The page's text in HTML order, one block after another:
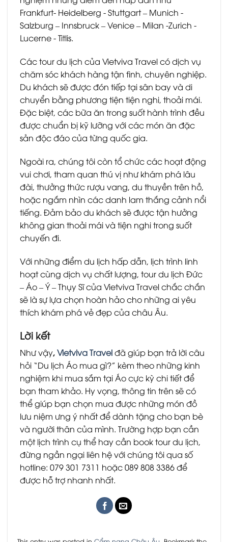
Frankfurt- Heidelberg ‐ Stuttgart – Munich ‐
Salzburg – Innsbruck – Venice – Milan ‐Zurich ‐
Lucerne ‐ Titlis.
Các tour du lịch của Vietviva Travel có dịch vụ
chăm sóc khách hàng tận tình, chuyên nghiệp.
Du khách sẽ được đón tiếp tại sân bay và di
chuyển bằng phương tiện tiện nghi, thoải mái.
Đặc biệt, các bữa ăn trong suốt hành trình đều
được chuẩn bị kỹ lưỡng với các món ăn đặc
sản độc đáo của từng quốc gia.
Ngoài ra, chúng tôi còn tổ chức các hoạt động
vui chơi, tham quan thú vị như khám phá lâu
đài, thưởng thức rượu vang, du thuyền trên hồ,
hoặc ngắm nhìn các danh lam thắng cảnh nổi
tiếng. Đảm bảo du khách sẽ được tận hưởng
không gian thoải mái và tiện nghi trong suốt
chuyến đi.
Với những điểm du lịch hấp dẫn, lịch trình linh
hoạt cùng dịch vụ chất lượng, tour du lịch Đức
– Áo – Ý – Thụy Sĩ của Vietviva Travel chắc chắn
sẽ là sự lựa chọn hoàn hảo cho những ai yêu
thích khám phá vẻ đẹp của châu Âu.
Lời kết
Như vậy,Vietviva Travelđã giúp bạn trả lời câu
hỏi “Du lịch Áo mua gì?” kèm theo những kinh
nghiệm khi mua sắm tại Áo cực kỳ chi tiết để
bạn tham khảo. Hy vọng, thông tin trên sẽ có
thể giúp bạn chọn mua được những món đồ
lưu niệm ưng ý nhất để dành tặng cho bạn bè
và người thân của mình. Trường hợp bạn cần
một lịch trình cụ thể hay cần book tour du lịch,
đừng ngần ngại liên hệ với chúng tôi qua số
hotline: 079 301 7311 hoặc 089 808 3386 để
được hỗ trợ nhanh nhất.